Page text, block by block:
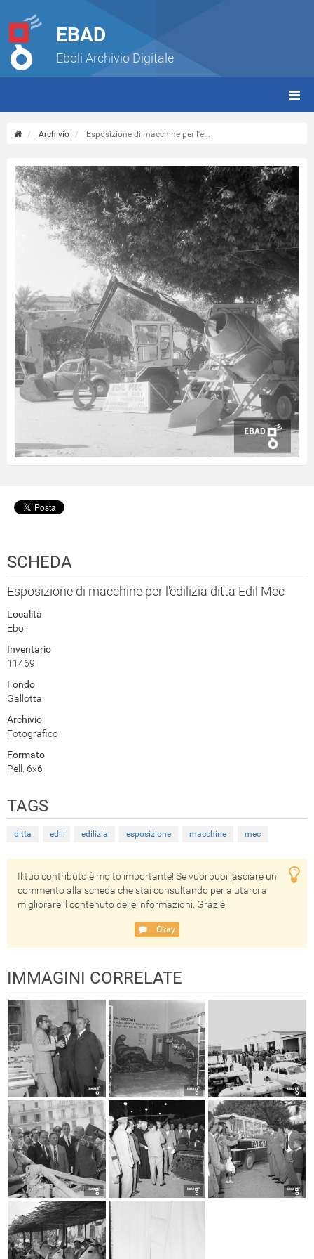
EBAD
Eboli Archivio Digitale
Archivio Esposizione di macchine per l'e...
SCHEDA
Esposizione di macchine per l'edilizia ditta Edil Mec
Località
Eboli
Inventario
11469
Fondo
Gallotta
Archivio
Fotografico
Formato
Pell. 6x6
TAGS
ditta edil edilizia esposizione macchine mec
Il tuo contributo è molto importante! Se vuoi puoi lasciare un
commento alla scheda che stai consultando per aiutarci a
migliorare il contenuto delle informazioni. Grazie!
Okay
IMMAGINI CORRELATE